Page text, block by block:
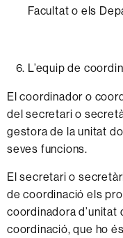
Facultat o els
L’equipde
El coordinador o
delsecretari o
gestora de la unitat
seves funcions.
El secretari o
decoordinació els
coordinadora d’unitat
coordinació, que ho